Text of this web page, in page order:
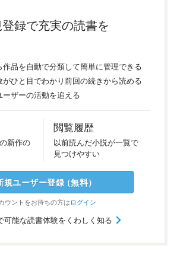
録で充実の読書を
作品を自動で分類して簡単に管理できる
がひと目でわかり前回の続きから読める
ーザーの活動を追える
新作の
閲覧履歴
以前読んだ小説が一覧で
見つけやすい
規ユーザー登録（無料）
ウントをお持ちの方はログイン
可能な読書体験をくわしく知る